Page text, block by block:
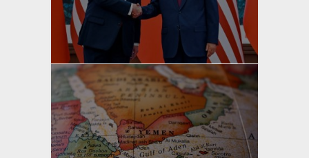
yazan
Bahri Ak